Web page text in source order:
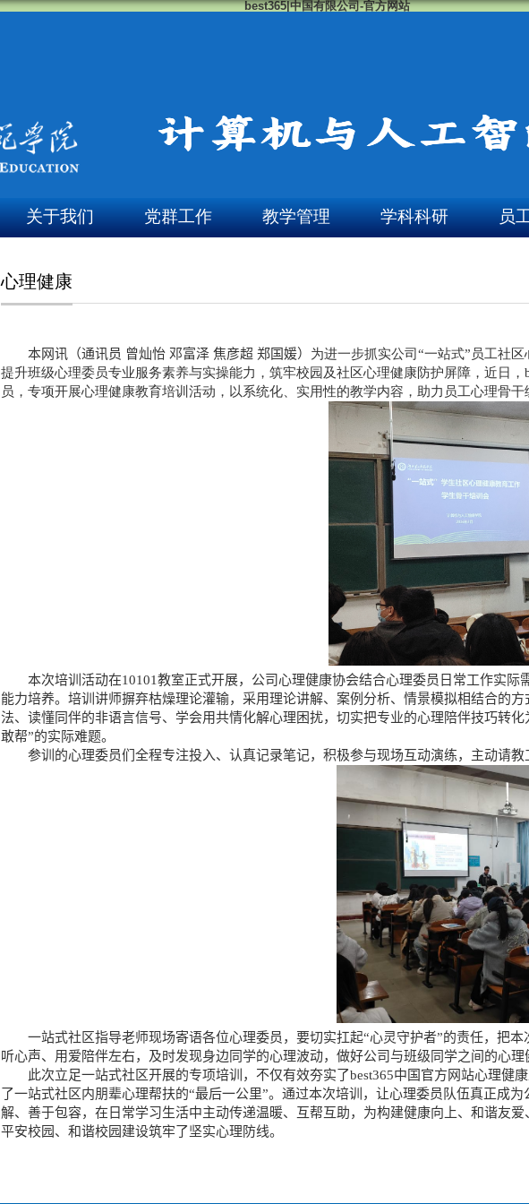
best365|中国有限公司-官方网站
关于我们 党群工作 教学管理 学科科研 员
心理健康
本网讯（通讯员 曾灿怡 邓富泽 焦彦超 郑国媛） 为进一步抓实公司“一站式”员工社
提升班级心理委员专业服务素养与实操能力，筑牢校园及社区心理健康防护屏障，近日
员，专项开展心理健康教育培训活动，以系统化、实用性的教学内容，助力员工心理骨
本次培训活动在10101教室正式开展，公司心理健康协会结合心理委员日常工作实
能力培养。培训讲师摒弃枯燥理论灌输，采用理论讲解、案例分析、情景模拟相结合的
法、读懂同伴的非语言信号、学会用共情化解心理困扰，切实把专业的心理陪伴技巧转
敢帮”的实际难题。
参训的心理委员们全程专注投入、认真记录笔记，积极参与现场互动演练，主动请教
一站式社区指导老师现场寄语各位心理委员，要切实扛起“心灵守护者”的责任，把
听心声、用爱陪伴左右，及时发现身边同学的心理波动，做好公司与班级同学之间的心
此次立足一站式社区开展的专项培训，不仅有效夯实了best365中国官方网站心理
了一站式社区内朋辈心理帮扶的“最后一公里”。通过本次培训，让心理委员队伍真正成
解、善于包容，在日常学习生活中主动传递温暖、互帮互助，为构建健康向上、和谐友
平安校园、和谐校园建设筑牢了坚实心理防线。